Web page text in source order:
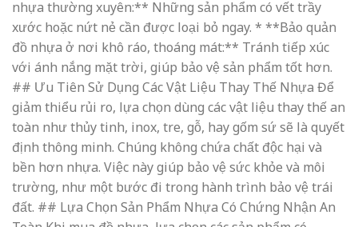
nhựa thường xuyên:** Những sản phẩm có vết trầy
xước hoặc nứt nẻ cần được loại bỏ ngay. * **Bảo quản
đồ nhựa ở nơi khô ráo, thoáng mát:** Tránh tiếp xúc
với ánh nắng mặt trời, giúp bảo vệ sản phẩm tốt hơn.
## Ưu Tiên Sử Dụng Các Vật Liệu Thay Thế Nhựa Để
giảm thiểu rủi ro, lựa chọn dùng các vật liệu thay thế an
toàn như thủy tinh, inox, tre, gỗ, hay gốm sứ sẽ là quyết
định thông minh. Chúng không chứa chất độc hại và
bền hơn nhựa. Việc này giúp bảo vệ sức khỏe và môi
trường, như một bước đi trong hành trình bảo vệ trái
đất. ## Lựa Chọn Sản Phẩm Nhựa Có Chứng Nhận An